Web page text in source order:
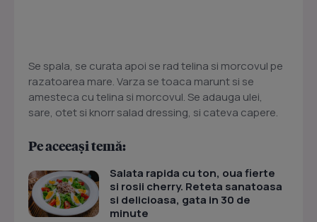
Se spala, se curata apoi se rad telina si morcovul pe
razatoarea mare. Varza se toaca marunt si se
amesteca cu telina si morcovul. Se adauga ulei,
sare, otet si knorr salad dressing, si cateva capere.
Pe aceeași temă:
Salata rapida cu ton, oua fierte
si rosii cherry. Reteta sanatoasa
si delicioasa, gata in 30 de
minute